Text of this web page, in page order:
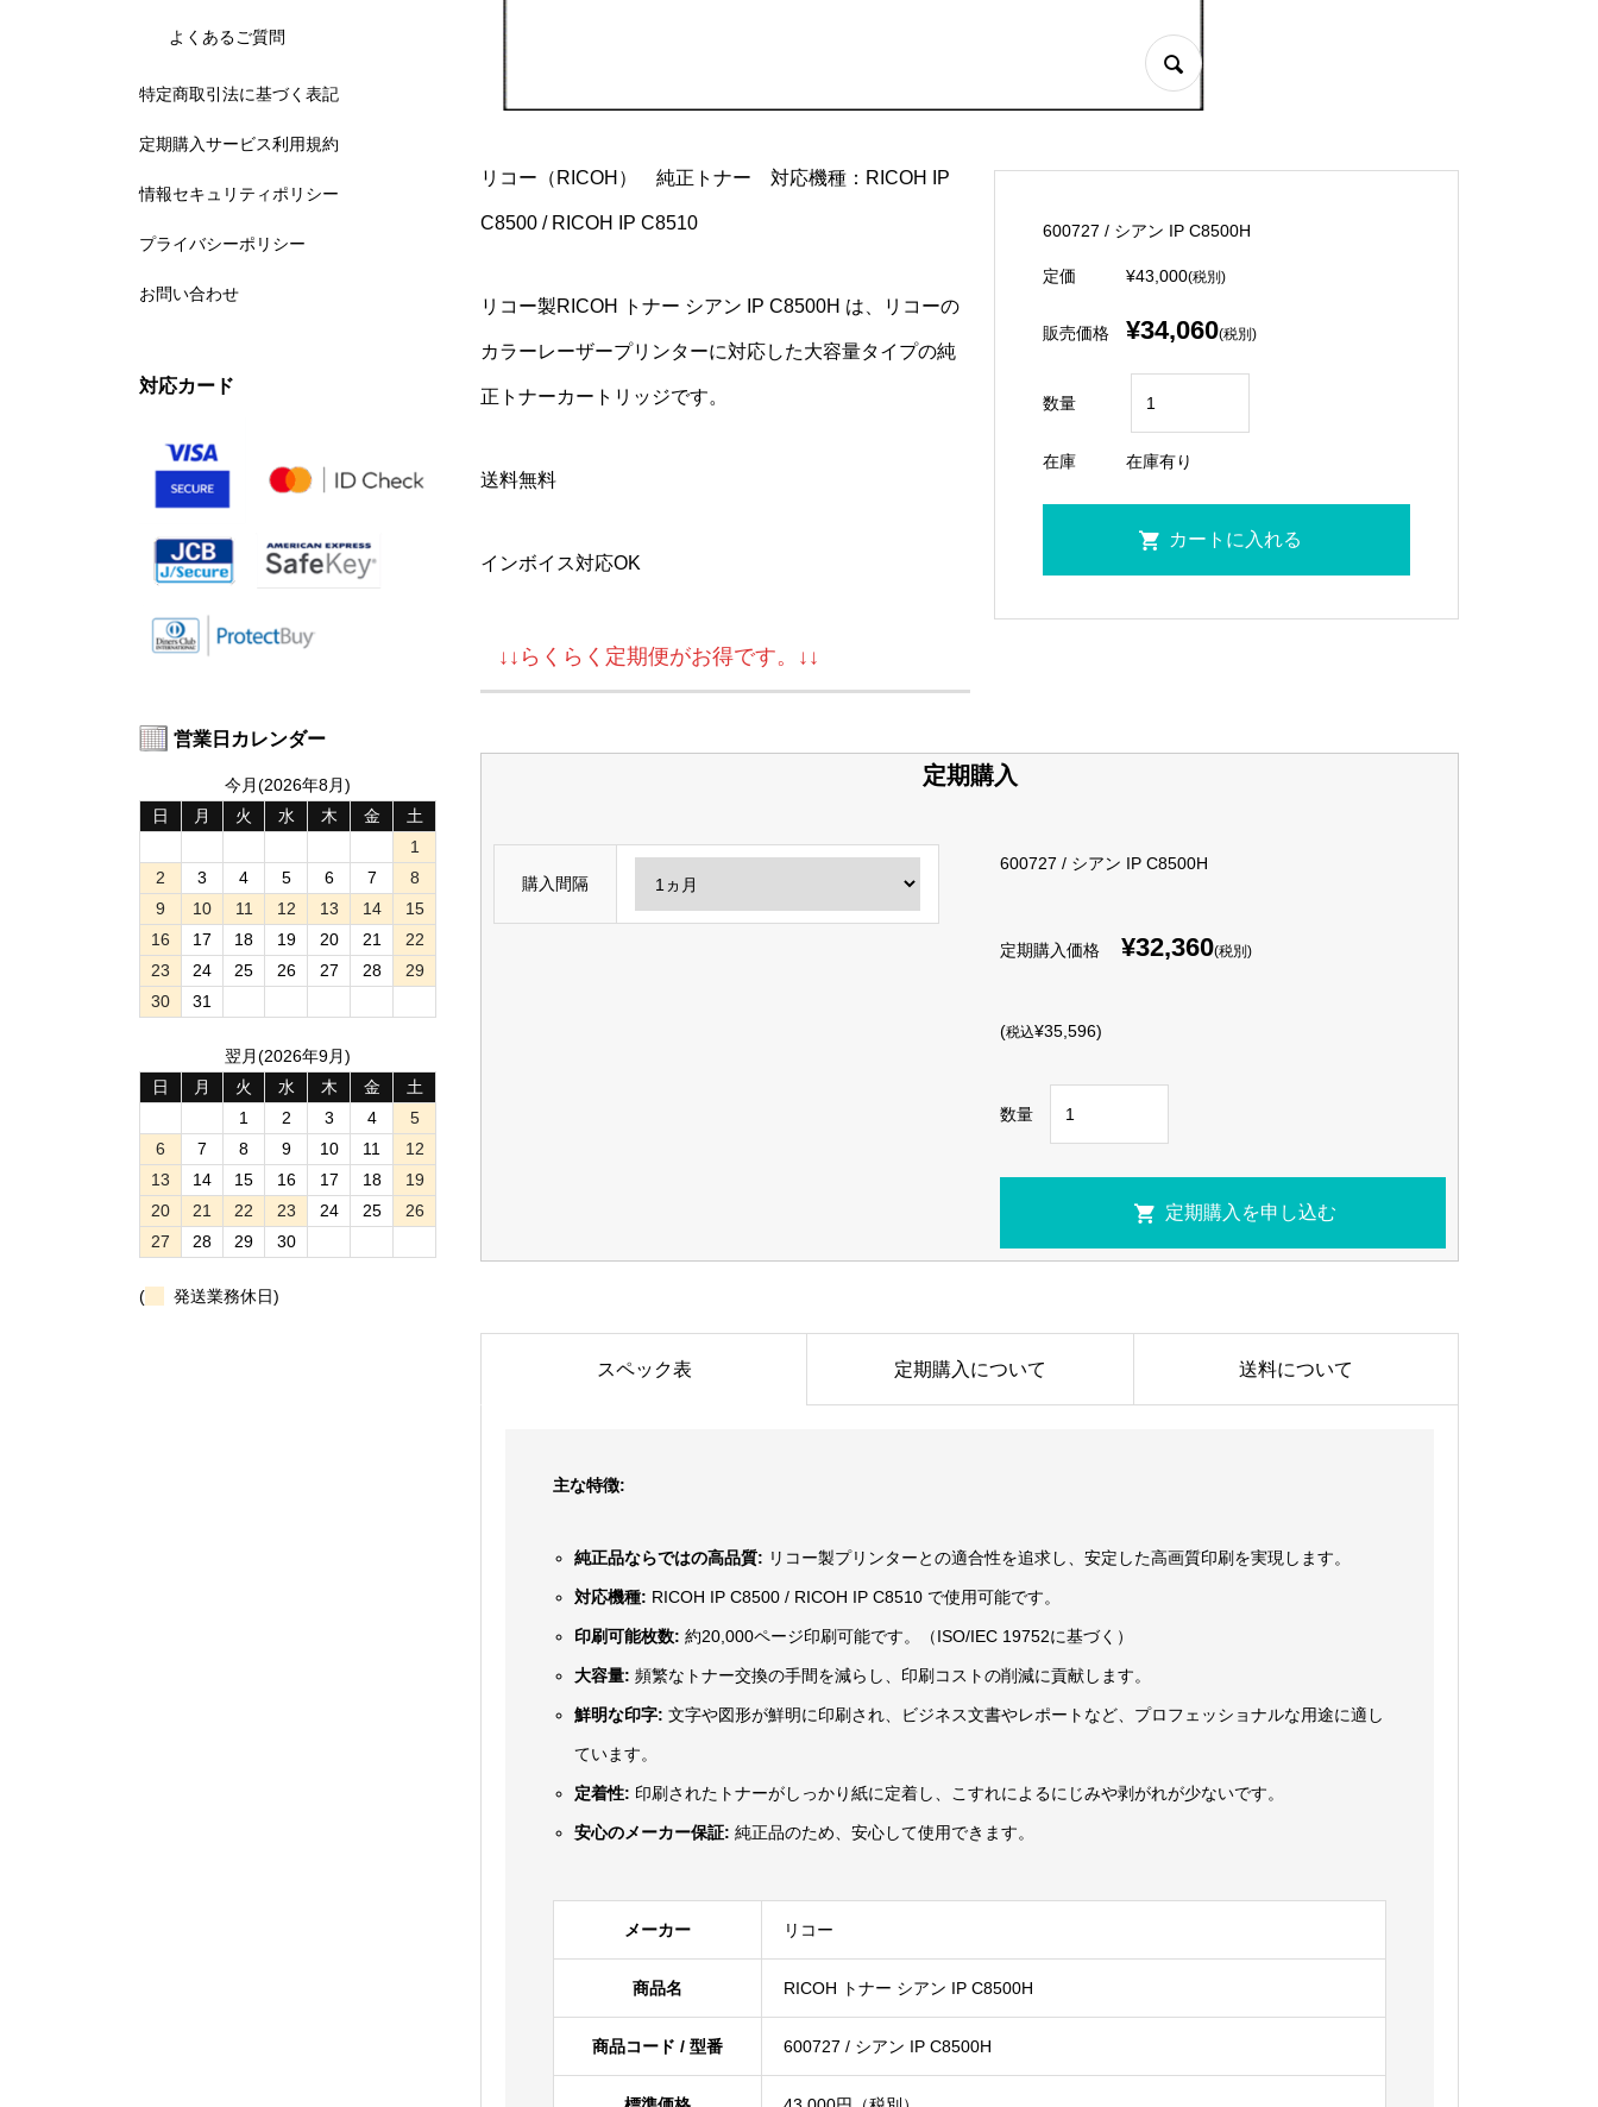
リコー（RICOH） 純正トナー 対応機種：RICOH IP
C8500 / RICOH IP C8510
リコー製RICOH トナー シアン IP C8500H は、リコーの
カラーレーザープリンターに対応した大容量タイプの純
正トナーカートリッジです。
送料無料
インボイス対応OK
↓↓らくらく定期便がお得です。↓↓
600727 / シアン IP C8500H
定価 ¥43,000(税別)
販売価格 ¥34,060(税別)
数量
在庫 在庫有り
定期購入
購入間隔
600727 / シアン IP C8500H
定期購入価格 ¥32,360(税別)
(税込¥35,596)
数量
スペック表 定期購入について 送料について
主な特徴:
純正品ならではの高品質: リコー製プリンターとの適合性を追求し、安定した高画質印刷を実現します。
対応機種: RICOH IP C8500 / RICOH IP C8510 で使用可能です。
印刷可能枚数: 約20,000ページ印刷可能です。（ISO/IEC 19752に基づく）
大容量: 頻繁なトナー交換の手間を減らし、印刷コストの削減に貢献します。
鮮明な印字: 文字や図形が鮮明に印刷され、ビジネス文書やレポートなど、プロフェッショナルな用途に適し
ています。
定着性: 印刷されたトナーがしっかり紙に定着し、こすれによるにじみや剥がれが少ないです。
安心のメーカー保証:純正品のため、安心して使用できます。
メーカー リコー
商品名 RICOH トナー シアン IP C8500H
商品コード / 型番 600727 / シアン IP C8500H
よくあるご質問
特定商取引法に基づく表記
定期購入サービス利用規約
情報セキュリティポリシー
プライバシーポリシー
お問い合わせ
対応カード
営業日カレンダー
今月(2026年8月)
日
月 火 水 木 金
土
1
2
3 4 5 6 7
8
9
10 11 12 13 14
15
16
17 18 19 20 21
22
23
24 25 26 27 28
29
30
31
翌月(2026年9月)
日
月 火 水 木 金
土
1
2 3 4
5
6
7 8 9 10 11
12
13
14 15 16 17 18
19
20
21 22 23 24 25
26
27
28 29 30
( 発送業務休日)